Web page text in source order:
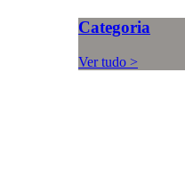
Categoria
Ver tudo >